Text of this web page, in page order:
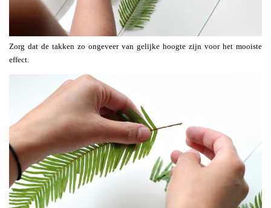
Zorg dat de takken zo ongeveer van gelijke hoogte zijn voor het mooiste
effect.